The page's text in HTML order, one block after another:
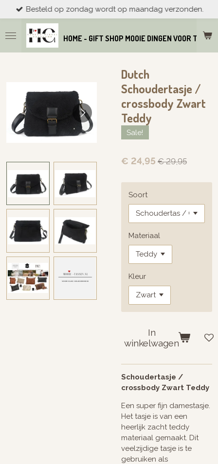
direct
naar
de
hoofdinhoud
HOME - GIFT SHOP MOOIE DINGEN VOOR THUIS
Besteld op zondag wordt op maandag verzonden.
Dutch
Schoudertasje /
crossbody Zwart
Teddy
Sale!
€ 24,95 € 29,95
Soort
Materiaal
Kleur
In
winkelwagen
Schoudertasje /
crossbody Zwart Teddy
Een super fijn damestasje.
Het tasje is van een
heerlijk zacht teddy
materiaal gemaakt. Dit
veelzijdige tasje is te
gebruiken als